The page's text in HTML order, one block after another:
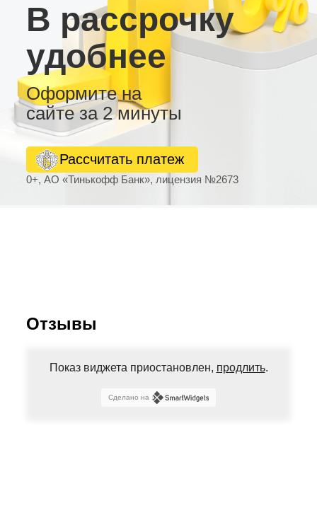
В рассрочку
удобнее
Оформите на
сайте за 2 минуты
0+, АО «Тинькофф Банк», лицензия №2673
Рассчитать платеж
Отзывы
Показ виджета приостановлен, продлить.
Сделано на